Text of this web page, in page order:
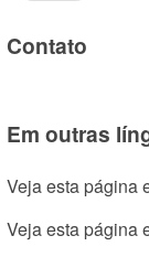
Contato
Em outras
Veja esta página
Veja esta página